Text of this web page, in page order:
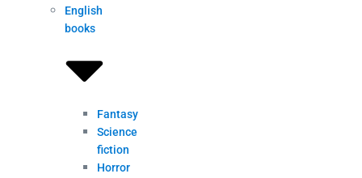
English
books
Fantasy
Science
fiction
Horror